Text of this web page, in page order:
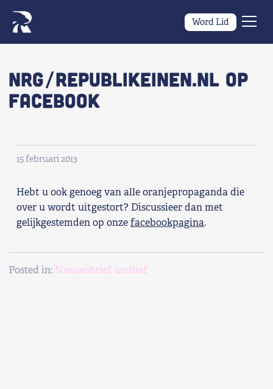
Word Lid
×
Wat we doen
Wie we zijn
Nieuws
NRG/Republikeinen.nl op
facebook
15 februari 2013
Hebt u ook genoeg van alle oranjepropaganda die
over u wordt uitgestort? Discussieer dan met
gelijkgestemden op onzefacebookpagina.
Posted in: Nieuwsbrief archief